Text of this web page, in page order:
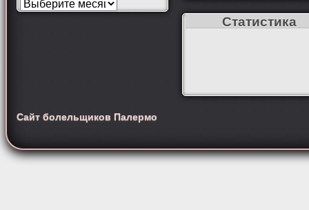
Статистика
Сайт болельщиков Палермо